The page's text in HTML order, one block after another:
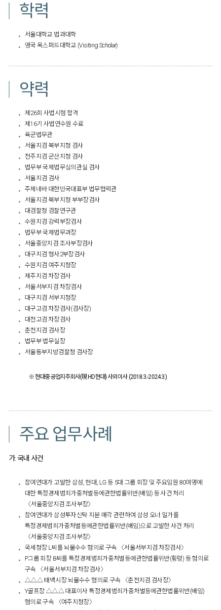
학력
서울대학교 법과대학
영국 옥스퍼드대학교 (Visiting Scholar)
약력
제26회 사법시험 합격
제16기 사법연수원 수료
육군법무관
서울지검 북부지청 검사
전주지검 군산지청 검사
법무부 국제법무심의관실 검사
서울지검 검사
주제네바 대한민국대표부 법무협력관
서울지검 북부지청 부부장검사
대검찰청 검찰연구관
수원지검 강력부장검사
법무부 국제법무과장
서울중앙지검 조사부장검사
대구지검 형사2부장검사
수원지검 여주지청장
제주지검 차장검사
서울서부지검 차장검사
대구지검 서부지청장
대구고검 차장검사(검사장)
대전고검 차장검사
춘천지검 검사장
법무부 법무실장
서울동부지방검찰청 검사장
※ 현대중공업지주회사(現 HD현대) 사외이사 (2018.3.-2024.3.)​
주요 업무사례
가. 국내 사건
참여연대가 고발한 삼성, 현대, LG 등 5대 그룹 회장 및 주요임원 80여명에
대한 특정경제범죄가중처벌등에관한법률위반(배임) 등 사건 처리
〈서울중앙지검 조사부장〉
참여연대가 삼성투자신탁 지분 매각 관련하여 삼성 오너 일가를
특정경제범죄가중처벌등에관한법률위반(배임)으로 고발한 사건 처리
〈서울중앙지검 조사부장〉
국세청장 L씨를 뇌물수수 혐의로 구속 〈서울서부지검 차장검사〉
P그룹 회장 B씨를 특정경제범죄가중처벌등에관한법률위반(횡령) 등 혐의로
구속 〈서울서부지검 차장검사〉
△△△ 태백시장 뇌물수수 혐의로 구속 〈춘천지검 검사장〉
Y골프장 △△△ 대표이사 특정경제범죄가중처벌등에관한법률위반(배임)
혐의로 구속 〈여주지청장〉